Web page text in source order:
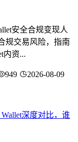
安全合规变现人
规交易风险，指南
内资...
949 2026-08-09